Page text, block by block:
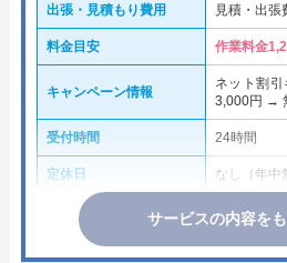
出張・見積もり費用 見積・出張
料金目安 作業料金
キャンペーン情報
ネット割
3,000円 →
受付時間 24時間
定休日 なし（年中
サービスの内容を